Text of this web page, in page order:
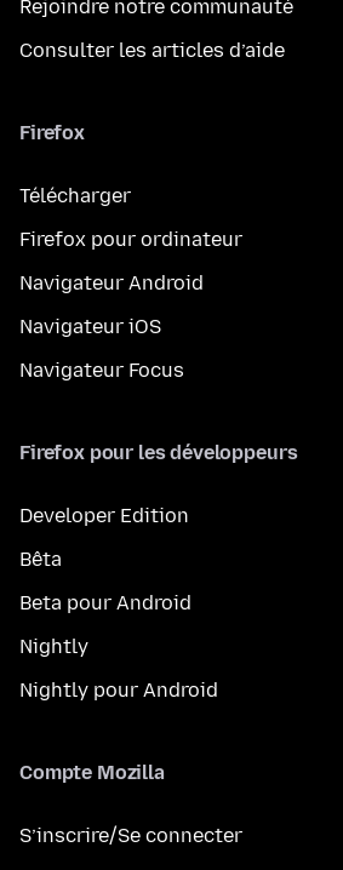
Rejoindre notre communauté
Consulter les articles d’aide
Firefox
Télécharger
Firefox pour ordinateur
Navigateur Android
Navigateur iOS
Navigateur Focus
Firefox pour les développeurs
Developer Edition
Bêta
Beta pour Android
Nightly
Nightly pour Android
Compte Mozilla
S’inscrire/Se connecter